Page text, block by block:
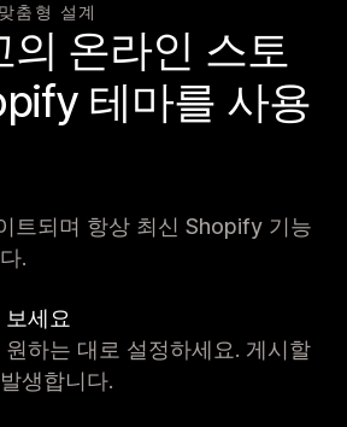
춤형 설계
의 온라인 스토
테마를 사용
트되며 항상 최신 Shopify 기능
.
보세요
하는 대로 설정하세요. 게시할
생합니다.